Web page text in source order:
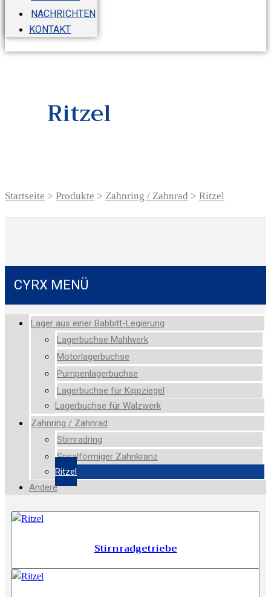
NACHRICHTEN
KONTAKT
Ritzel
Startseite > Produkte > Zahnring / Zahnrad > Ritzel
CYRX MENÜ
Lager aus einer Babbitt-Legierung
Lagerbuchse Mahlwerk
Motorlagerbuchse
Pumpenlagerbuchse
Lagerbuchse für Kippziegel
Lagerbuchse für Walzwerk
Zahnring / Zahnrad
Stirnradring
Spiralförmiger Zahnkranz
Ritzel
Andere
Stirnradgetriebe